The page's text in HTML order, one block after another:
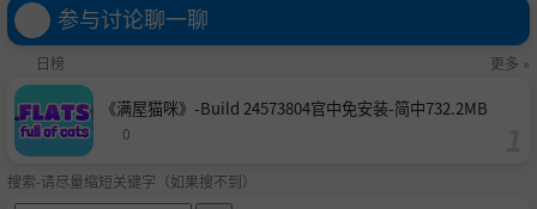
参与讨论聊一聊
日榜 更多 »
《满屋猫咪》-Build 24573804官中免安装-简中732.2MB
0
搜索-请尽量缩短关键字（如果搜不到）